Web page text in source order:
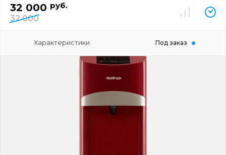
32 000 руб.
32 000
Характеристики Под заказ